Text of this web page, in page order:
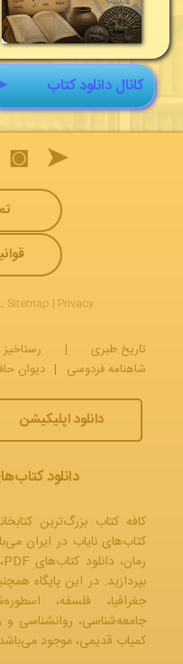
کانال دانلود کتاب
➤
◙
Sitemap | Privacy
تاریخ طبری |
شاهنامه فردوسی | دیوان
دانلود اپلیکیشن
دانلود
کافه کتاب بزرگ‌ترین
کتاب‌های نایاب در ایران
رمان، دانلود کتاب‌های PDF،
بپردازید. در این پایگاه
جغرافیا، فلسفه،
جامعه‌شناسی، روانشناسی و
کمیاب قدیمی، موجود